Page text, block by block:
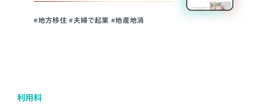
#地方移住 #夫婦で起業 #地産地消
利用料